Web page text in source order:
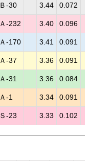
Ｂ-30 3.44 0.072
Ａ-232 3.40 0.096
Ａ-170 3.41 0.091
Ａ-37 3.36 0.091
Ａ-31 3.36 0.084
Ａ-1 3.34 0.091
Ｓ-23 3.33 0.102